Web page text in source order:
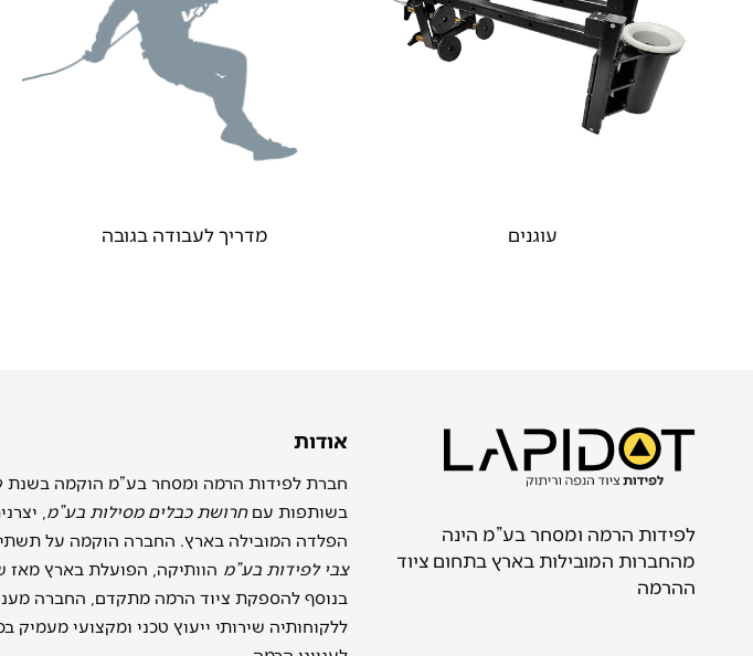
עוגנים מדריך לעבודה בגובה
לפידות הרמה ומסחר בע”מ הינה
מהחברות המובילות בארץ בתחום ציוד
ההרמה
אודות
בשותפות עםחרושת כבלים מסילות בע”מ ,
הפלדה המובילה בארץ. החברה הוקמה על
צבי לפידות בע”מ
בנוסף להספקת ציוד הרמה מתקדם, החברה
ללקוחותיה שירותי ייעוץ טכני ומקצועי מעמיק